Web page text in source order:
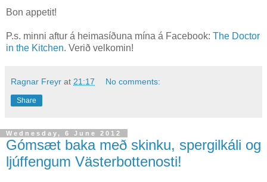
Bon appetit!
P.s. minni aftur á heimasíðuna mína á Facebook: The Doctor
in the Kitchen. Verið velkomin!
Ragnar Freyr at 21:17 No comments:
Share
Wednesday, 6 June 2012
Gómsæt baka með skinku, spergilkáli og
ljúffengum Västerbottenosti!